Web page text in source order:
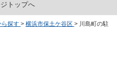
トップへ
ら探す > 横浜市保土ケ谷区 > 川島町の駐